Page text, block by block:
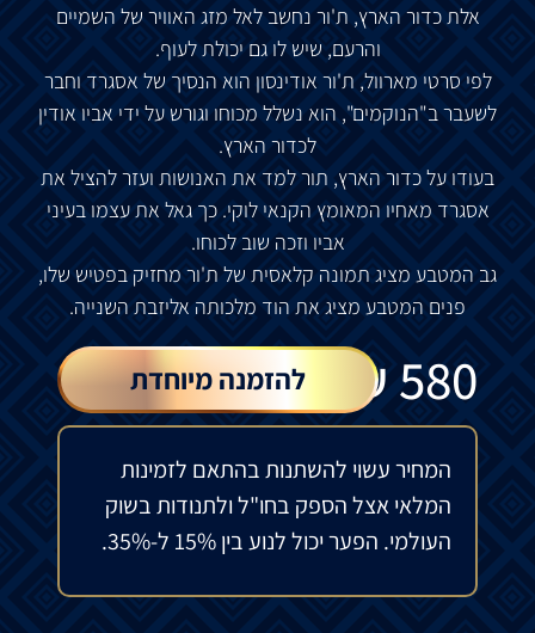
אלת כדור הארץ, ת'ור נחשב לאל מזג האוויר של השמיים
והרעם, שיש לו גם יכולת לעוף.
לפי סרטי מארוול, ת'ור אודינסון הוא הנסיך של אסגרד וחבר
לשעבר ב"הנוקמים", הוא נשלל מכוחו וגורש על ידי אביו אודין
לכדור הארץ.
בעודו על כדור הארץ, תור למד את האנושות ועזר להציל את
אסגרד מאחיו המאומץ הקנאי לוקי. כך גאל את עצמו בעיני
אביו וזכה שוב לכוחו.
גב המטבע מציג תמונה קלאסית של ת'ור מחזיק בפטיש שלו,
פנים המטבע מציג את הוד מלכותה אליזבת השנייה.
580
₪ להזמנה מיוחדת
המחיר עשוי להשתנות בהתאם לזמינות
המלאי אצל הספק בחו"ל ולתנודות בשוק
העולמי. הפער יכול לנוע בין 15% ל-35%.